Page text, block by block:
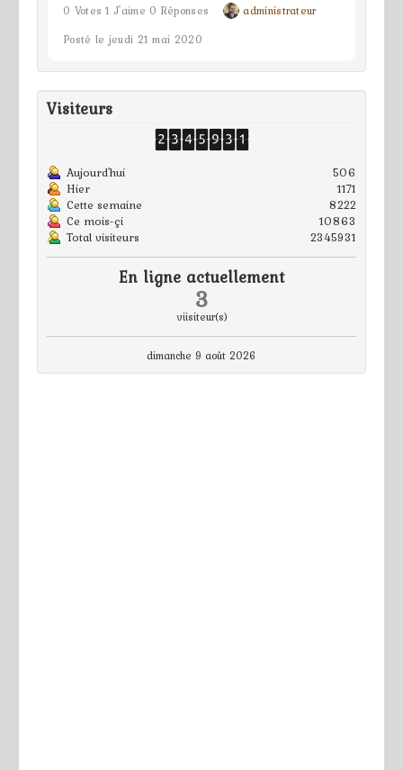
0 Votes 1 J'aime 0 Réponses
administrateur
Posté le jeudi 21 mai 2020
Visiteurs
Aujourd'hui
506
Hier
1171
Cette semaine
8222
Ce mois-çi
10863
Total visiteurs
2345931
En ligne actuellement
3
viisiteur(s)
dimanche 9 août 2026